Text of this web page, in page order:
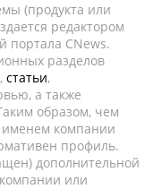
(продукта или
редактором
портала CNews.
разделов
статьи,
а также
образом, чем
именем компании
профиль.
дополнительной
или